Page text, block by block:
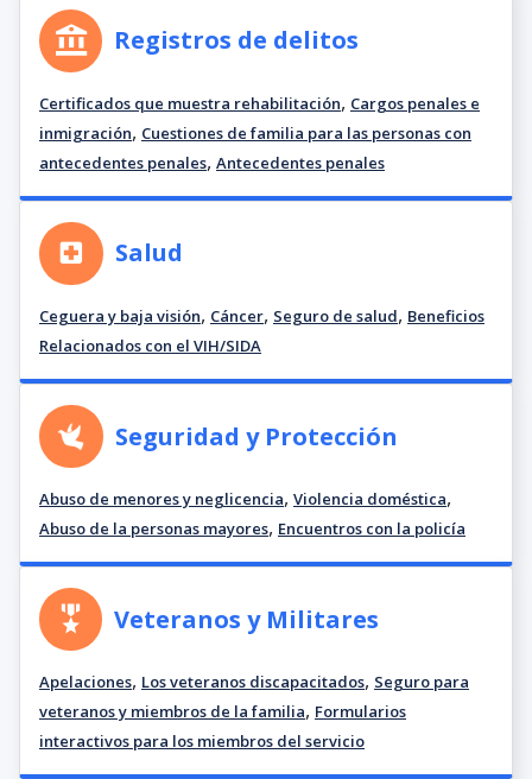
Registros de delitos
Certificados que muestra rehabilitación, Cargos penales e
inmigración, Cuestiones de familia para las personas con
antecedentes penales, Antecedentes penales
Salud
Ceguera y baja visión, Cáncer, Seguro de salud, Beneficios
Relacionados con el VIH/SIDA
Seguridad y Protección
Abuso de menores y neglicencia, Violencia doméstica,
Abuso de la personas mayores, Encuentros con la policía
Veteranos y Militares
Apelaciones, Los veteranos discapacitados, Seguro para
veteranos y miembros de la familia, Formularios
interactivos para los miembros del servicio